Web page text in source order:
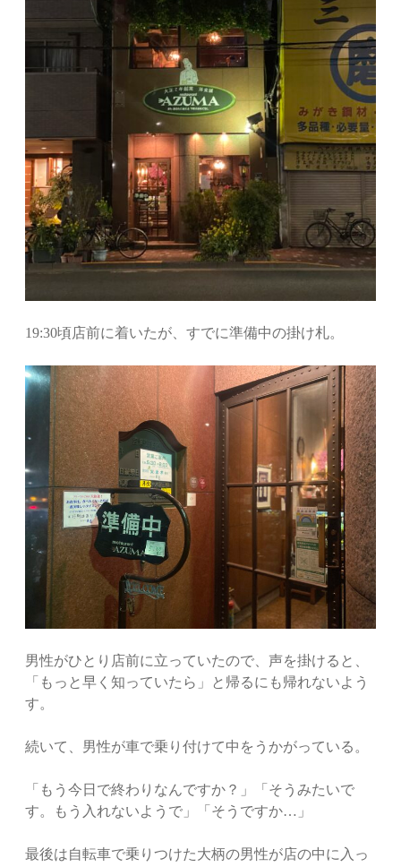
19:30頃店前に着いたが、すでに準備中の掛け札。
男性がひとり店前に立っていたので、声を掛けると、
「もっと早く知っていたら」と帰るにも帰れないよう
す。
続いて、男性が車で乗り付けて中をうかがっている。
「もう今日で終わりなんですか？」「そうみたいで
す。もう入れないようで」「そうですか…」
最後は自転車で乗りつけた大柄の男性が店の中に入っ